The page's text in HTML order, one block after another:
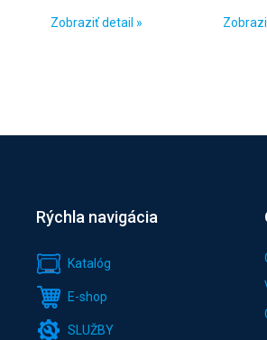
Zobraziť detail »
Rýchla navigácia
Katalóg
E-shop
SLUŽBY